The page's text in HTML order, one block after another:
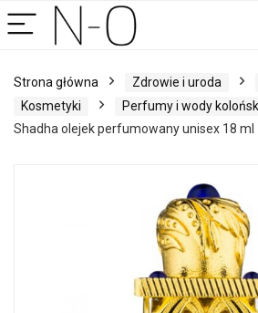
Strona główna Zdrowie i uroda
Kosmetyki
Perfumy i wody
Shadha olejek perfumowany unisex 18 ml